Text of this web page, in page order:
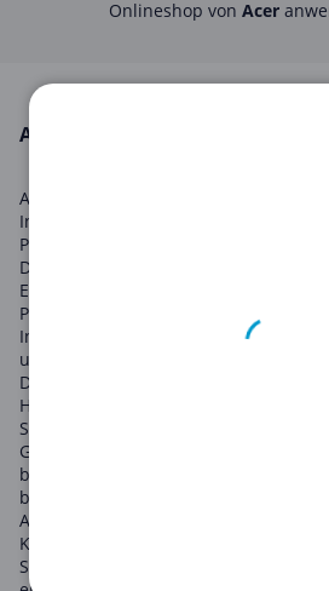
Onlineshop von Acer
ACER in August 2026
Acer ist ein weltweit führendes
Informationstechnologie und bietet
Produkten an, von Laptops und
Displays und Projektoren. Mit einem
Entwicklung benutzerorientierter und
Produkte, steht Acer an der Spitze der
Innovation. Nutzen Sie unsere
um bei Ihrem nächsten
Das breite Produktsortiment von Acer
Händler für jeden Technologiebedarf,
Schul-, Spiel- oder
Gaming-Laptops bis zu effizienten
bietet Acer Technologie auf
bei Ihrem nächsten Kauf erheblich
Acer-Gutscheine nutzen.
Klicken Sie einfach auf den
Sie ihn und verwenden Sie ihn im